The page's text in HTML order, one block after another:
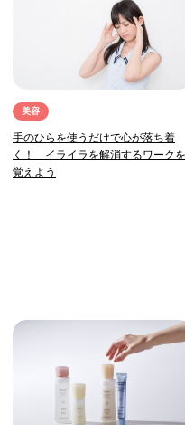
美容
手のひらを使うだけで心が落ち着
く！ イライラを解消するワークを
覚えよう